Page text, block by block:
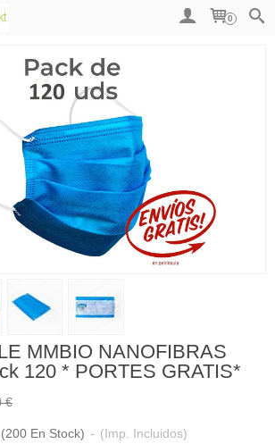
0
MMBIO NANOFIBRAS
120 * PORTES GRATIS*
€
(200 En Stock) - (Imp. Incluidos)